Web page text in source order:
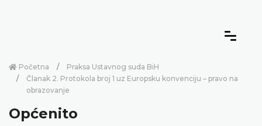
Početna
Praksa Ustavnog suda BiH
Članak 2. Protokola broj 1 uz Europsku konvenciju – pravo na
obrazovanje
Općenito